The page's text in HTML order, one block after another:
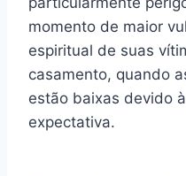
momento de maior
espiritual de suas
casamento, quando
estão baixas devido
expectativa.